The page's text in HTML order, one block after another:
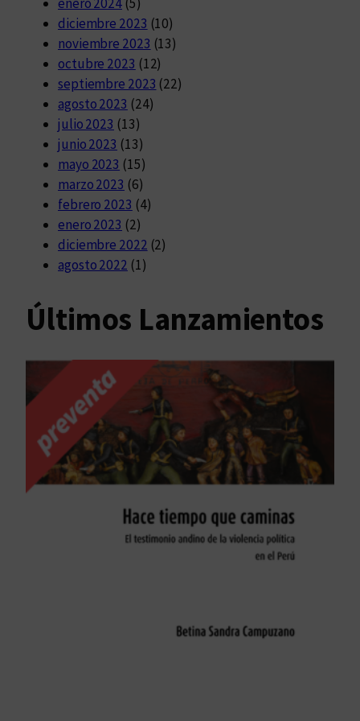
enero 2024 (5)
diciembre 2023 (10)
noviembre 2023 (13)
octubre 2023 (12)
septiembre 2023 (22)
agosto 2023 (24)
julio 2023 (13)
junio 2023 (13)
mayo 2023 (15)
marzo 2023 (6)
febrero 2023 (4)
enero 2023 (2)
diciembre 2022 (2)
agosto 2022 (1)
Últimos Lanzamientos